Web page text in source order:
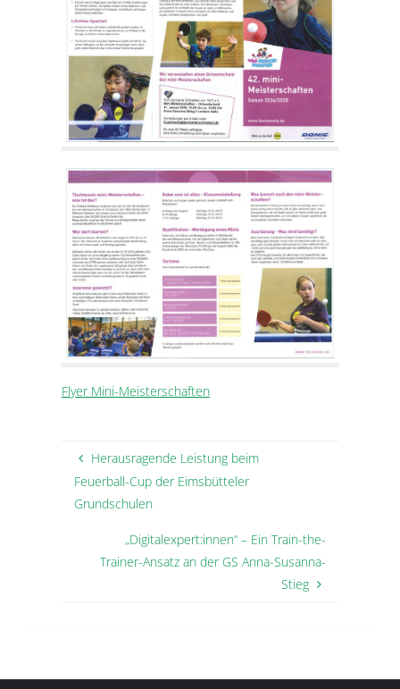
Flyer Mini-Meisterschaften
Herausragende Leistung beim
Feuerball-Cup der Eimsbütteler
Grundschulen
„Digitalexpert:innen“ – Ein Train-the-
Trainer-Ansatz an der GS Anna-Susanna-
Stieg